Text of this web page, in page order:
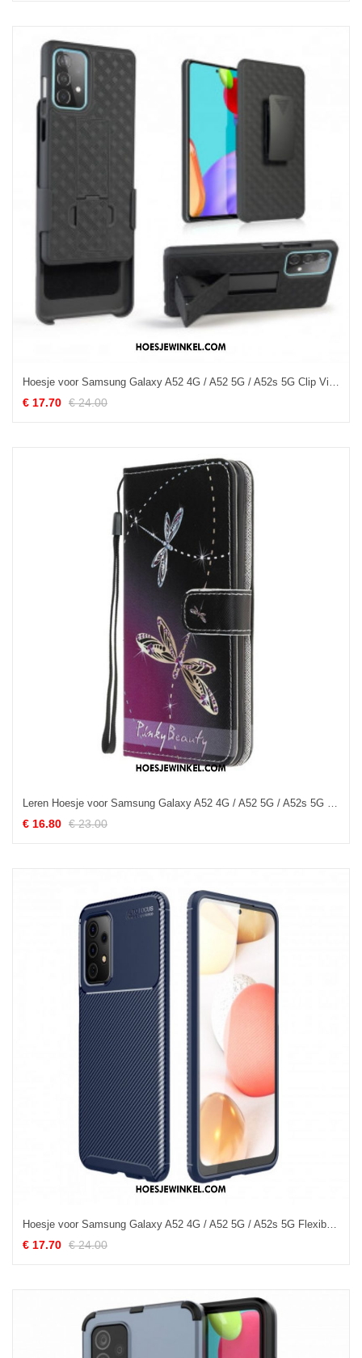
Hoesje voor Samsung Galaxy A52 4G / A52 5G / A52s 5G Clip Vinger
€ 17.70 € 24.00
Leren Hoesje voor Samsung Galaxy A52 4G / A52 5G / A52s 5G Met Ketting Strappy Libellen
€ 16.80 € 23.00
Hoesje voor Samsung Galaxy A52 4G / A52 5G / A52s 5G Flexibele Koolstofvezeltextuur
€ 17.70 € 24.00